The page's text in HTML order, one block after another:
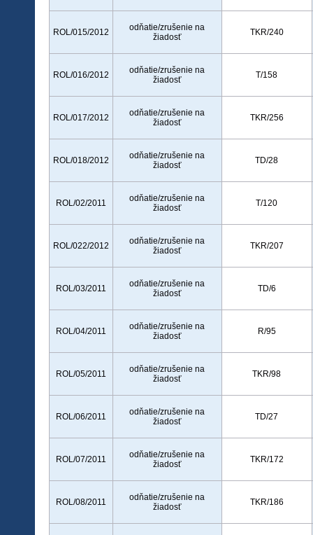
ROL/015/2012
odňatie/zrušenie na
žiadosť
TKR/240
ROL/016/2012
odňatie/zrušenie na
žiadosť
T/158
ROL/017/2012
odňatie/zrušenie na
žiadosť
TKR/256
ROL/018/2012
odňatie/zrušenie na
žiadosť
TD/28
ROL/02/2011
odňatie/zrušenie na
žiadosť
T/120
ROL/022/2012
odňatie/zrušenie na
žiadosť
TKR/207
ROL/03/2011
odňatie/zrušenie na
žiadosť
TD/6
ROL/04/2011
odňatie/zrušenie na
žiadosť
R/95
ROL/05/2011
odňatie/zrušenie na
žiadosť
TKR/98
ROL/06/2011
odňatie/zrušenie na
žiadosť
TD/27
ROL/07/2011
odňatie/zrušenie na
žiadosť
TKR/172
ROL/08/2011
odňatie/zrušenie na
žiadosť
TKR/186